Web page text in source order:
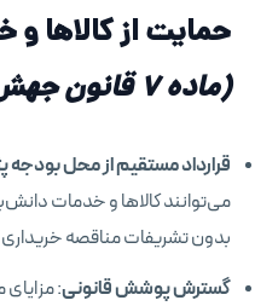
حمایت از کالاها
(ماده ۷ قانون جهش تولید دانش بنیان)
قرارداد مستقیم از محل
می‌توانند کالاها و خدمات
بدون تشریفات مناقصه خریداری
گسترش پوشش قانونی